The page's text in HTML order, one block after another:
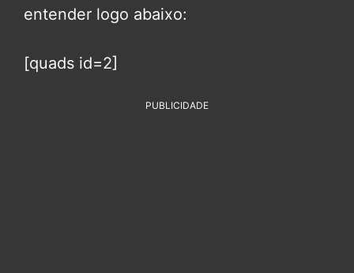
entender logo abaixo:
[quads id=2]
PUBLICIDADE